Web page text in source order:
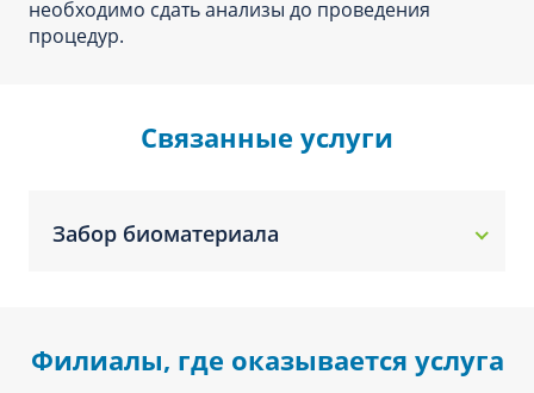
необходимо сдать анализы до проведения
процедур.
Связанные услуги
Забор биоматериала
Филиалы, где оказывается услуга